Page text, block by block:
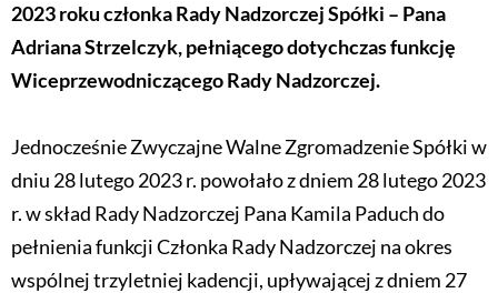
2023 roku członka Rady Nadzorczej Spółki – Pana
Adriana Strzelczyk, pełniącego dotychczas funkcję
Wiceprzewodniczącego Rady Nadzorczej.
Jednocześnie Zwyczajne Walne Zgromadzenie Spółki w
dniu 28 lutego 2023 r. powołało z dniem 28 lutego 2023
r. w skład Rady Nadzorczej Pana Kamila Paduch do
pełnienia funkcji Członka Rady Nadzorczej na okres
wspólnej trzyletniej kadencji, upływającej z dniem 27